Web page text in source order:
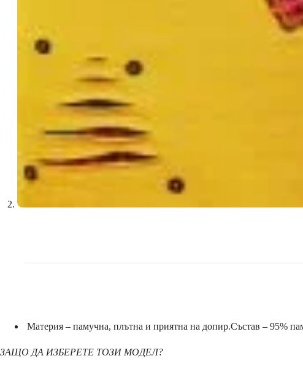
Материя – памучна, плътна и приятна на допир.Състав – 95%
ЗАЩО ДА ИЗБЕРЕТЕ ТОЗИ МОДЕЛ?